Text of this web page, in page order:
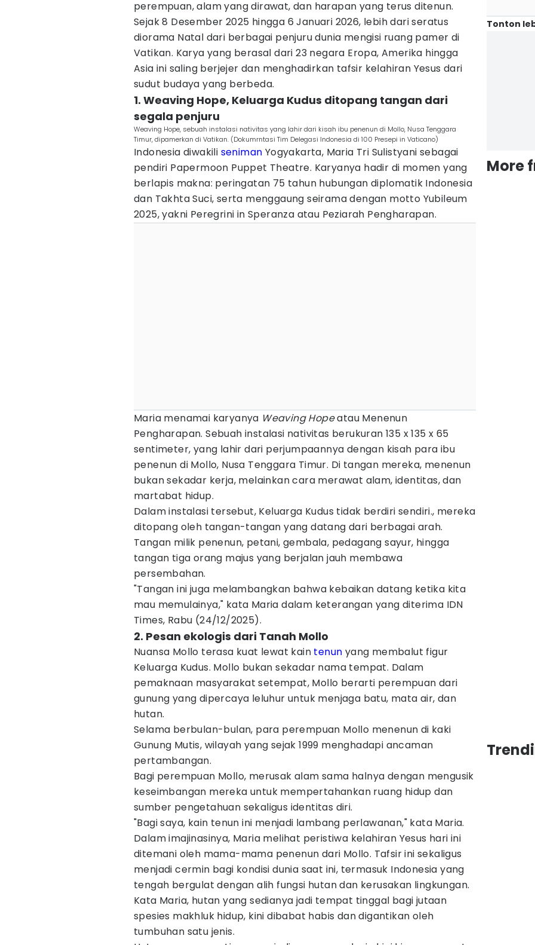
perempuan, alam yang dirawat, dan harapan yang terus ditenun.
Sejak 8 Desember 2025 hingga 6 Januari 2026, lebih dari seratus
diorama Natal dari berbagai penjuru dunia mengisi ruang pamer di
Vatikan. Karya yang berasal dari 23 negara Eropa, Amerika hingga
Asia ini saling berjejer dan menghadirkan tafsir kelahiran Yesus dari
sudut budaya yang berbeda.
1. Weaving Hope, Keluarga Kudus ditopang tangan dari
segala penjuru
Weaving Hope, sebuah instalasi nativitas yang lahir dari kisah ibu penenun di Mollo, Nusa Tenggara
Timur, dipamerkan di Vatikan. (Dokumrntasi Tim Delegasi Indonesia di 100 Presepi in Vaticano)
Indonesia diwakili seniman Yogyakarta, Maria Tri Sulistyani sebagai
pendiri Papermoon Puppet Theatre. Karyanya hadir di momen yang
berlapis makna: peringatan 75 tahun hubungan diplomatik Indonesia
dan Takhta Suci, serta menggaung seirama dengan motto Yubileum
2025, yakni Peregrini in Speranza atau Peziarah Pengharapan.
Maria menamai karyanya Weaving Hopeatau Menenun
Pengharapan. Sebuah instalasi nativitas berukuran 135 x 135 x 65
sentimeter, yang lahir dari perjumpaannya dengan kisah para ibu
penenun di Mollo, Nusa Tenggara Timur. Di tangan mereka, menenun
bukan sekadar kerja, melainkan cara merawat alam, identitas, dan
martabat hidup.
Dalam instalasi tersebut, Keluarga Kudus tidak berdiri sendiri., mereka
ditopang oleh tangan-tangan yang datang dari berbagai arah.
Tangan milik penenun, petani, gembala, pedagang sayur, hingga
tangan tiga orang majus yang berjalan jauh membawa
persembahan.
"Tangan ini juga melambangkan bahwa kebaikan datang ketika kita
mau memulainya," kata Maria dalam keterangan yang diterima IDN
Times, Rabu (24/12/2025).
2. Pesan ekologis dari Tanah Mollo
Nuansa Mollo terasa kuat lewat kain tenun yang membalut figur
Keluarga Kudus. Mollo bukan sekadar nama tempat. Dalam
pemaknaan masyarakat setempat, Mollo berarti perempuan dari
gunung yang dipercaya leluhur untuk menjaga batu, mata air, dan
hutan.
Selama berbulan-bulan, para perempuan Mollo menenun di kaki
Gunung Mutis, wilayah yang sejak 1999 menghadapi ancaman
pertambangan.
Bagi perempuan Mollo, merusak alam sama halnya dengan mengusik
keseimbangan mereka untuk mempertahankan ruang hidup dan
sumber pengetahuan sekaligus identitas diri.
"Bagi saya, kain tenun ini menjadi lambang perlawanan," kata Maria.
Dalam imajinasinya, Maria melihat peristiwa kelahiran Yesus hari ini
ditemani oleh mama-mama penenun dari Mollo. Tafsir ini sekaligus
menjadi cermin bagi kondisi dunia saat ini, termasuk Indonesia yang
tengah bergulat dengan alih fungsi hutan dan kerusakan lingkungan.
Kata Maria, hutan yang sedianya jadi tempat tinggal bagi jutaan
spesies makhluk hidup, kini dibabat habis dan digantikan oleh
tumbuhan satu jenis.
Tonton
More